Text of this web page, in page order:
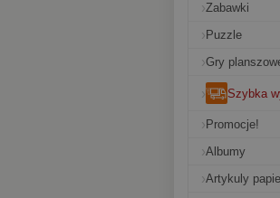
Zabawki
Puzzle
Gry
Szybka
Promocje!
Albumy
Artykuly